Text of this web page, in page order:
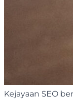
Kejayaan SEO